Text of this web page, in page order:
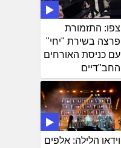
צפו: התזמורת
פרצה בשירת "יחי"
עם כניסת האורחים
החב"דיים
וידאו הלילה: אלפים